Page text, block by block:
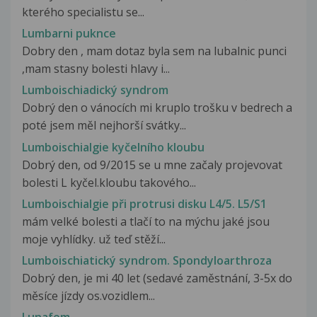
kterého specialistu se...
Lumbarni puknce
Dobry den , mam dotaz byla sem na lubalnic punci
,mam stasny bolesti hlavy i...
Lumboischiadický syndrom
Dobrý den o vánocích mi kruplo trošku v bedrech a
poté jsem měl nejhorší svátky...
Lumboischialgie kyčelního kloubu
Dobrý den, od 9/2015 se u mne začaly projevovat
bolesti L kyčel.kloubu takového...
Lumboischialgie při protrusi disku L4/5. L5/S1
mám velké bolesti a tlačí to na mýchu jaké jsou
moje vyhlídky. už teď stěží...
Lumboischiatický syndrom. Spondyloarthroza
Dobrý den, je mi 40 let (sedavé zaměstnání, 3-5x do
měsíce jízdy os.vozidlem...